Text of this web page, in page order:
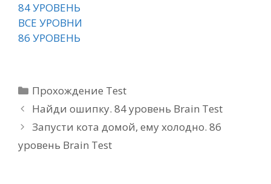
84 УРОВЕНЬ
ВСЕ УРОВНИ
86 УРОВЕНЬ
Рубрики
Прохождение Test
Найди ошипку. 84 уровень Brain Test
Запусти кота домой, ему холодно. 86
уровень Brain Test